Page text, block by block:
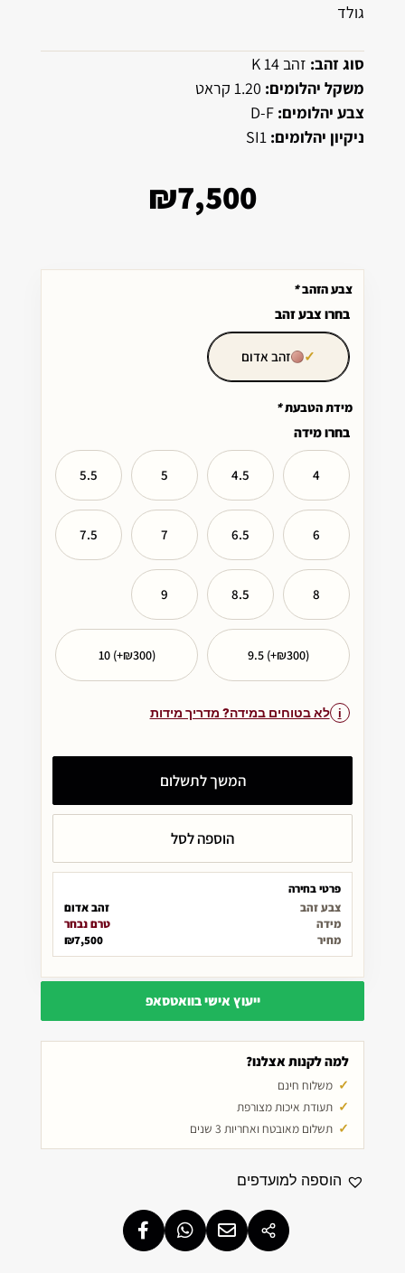
גולד
סוג זהב: זהב 14 K
משקל יהלומים: 1.20 קראט
צבע יהלומים:D-F
ניקיון יהלומים:SI1
₪7,500
צבע הזהב*
בחרו צבע זהב
זהב אדום
מידת הטבעת*
בחרו מידה
4
4.5
5
5.5
6
6.5
7
7.5
8
8.5
9
9.5 (+₪300)
10 (+₪300)
לא בטוחים במידה? מדריך מידות
פרטי בחירה
צבע זהב
זהב אדום
מידה
טרם נבחר
מחיר
₪7,500
המשך לתשלום
הוספה לסל
ייעוץ אישי בוואטסאפ
למה לקנות אצלנו?
משלוח חינם
תעודת איכות מצורפת
תשלום מאובטח ואחריות 3 שנים
הוספה למועדפים